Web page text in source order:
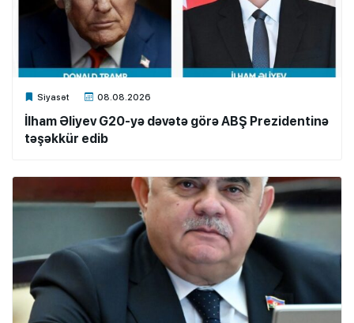
Siyasət 08.08.2026
Xalq.Online
İlham Əliyev G20-yə dəvətə görə ABŞ Prezidentinə
təşəkkür edib